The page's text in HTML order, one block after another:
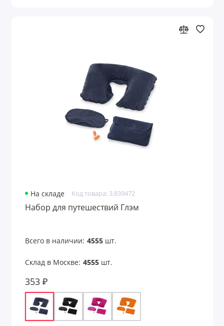
На складе Код товара: 3.839472
Набор для путешествий Глэм
Всего в наличии: 4555шт.
Склад в Москве: 4555шт.
353 ₽